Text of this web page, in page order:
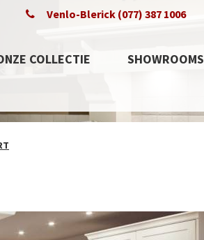
Venlo-Blerick (077) 387 1006
COLLECTIE SHOWROOMS